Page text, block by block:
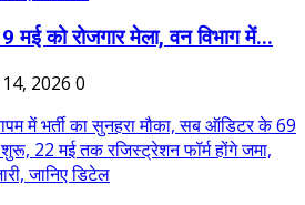
मई को रोजगार मेला, वन विभाग में...
2026 0